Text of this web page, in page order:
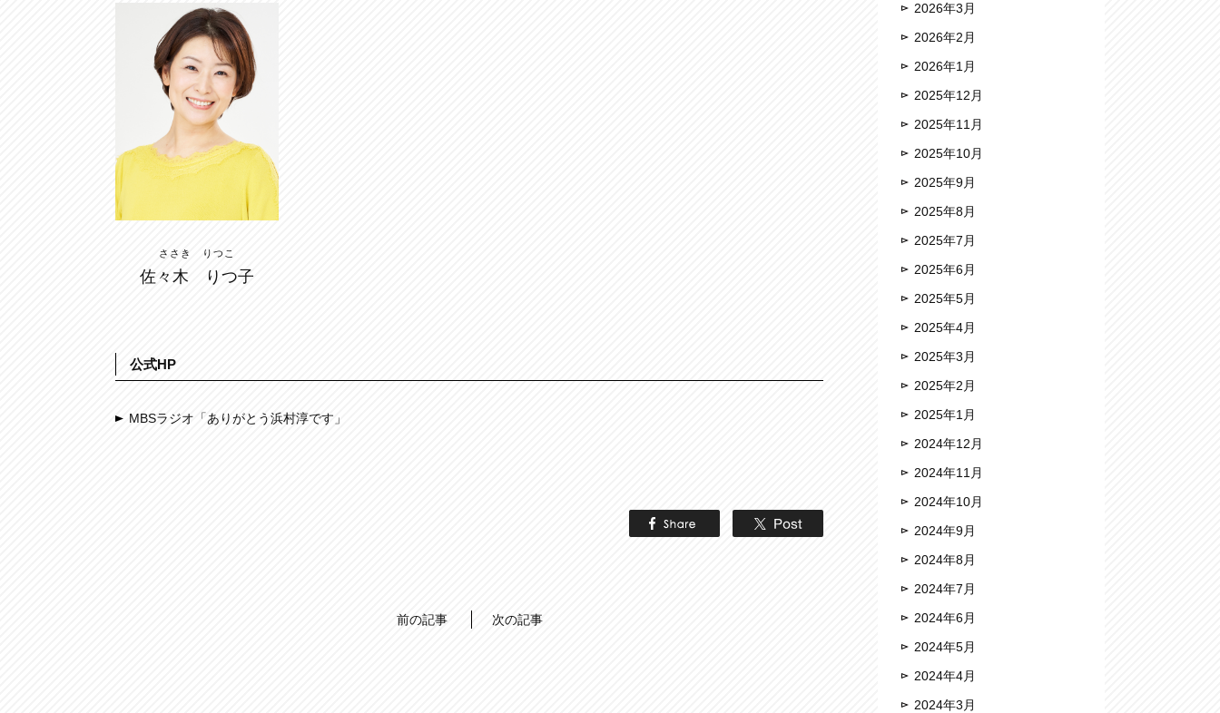
ささき りつこ
佐々木 りつ子
公式HP
MBSラジオ「ありがとう浜村淳です」
前の記事 次の記事
2026年3月
2026年2月
2026年1月
2025年12月
2025年11月
2025年10月
2025年9月
2025年8月
2025年7月
2025年6月
2025年5月
2025年4月
2025年3月
2025年2月
2025年1月
2024年12月
2024年11月
2024年10月
2024年9月
2024年8月
2024年7月
2024年6月
2024年5月
2024年4月
2024年3月